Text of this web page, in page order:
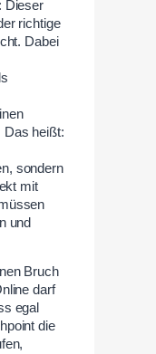
Dieser
richtige
Dabei
Das heißt:
sondern
mit
und
Bruch
darf
egal
die